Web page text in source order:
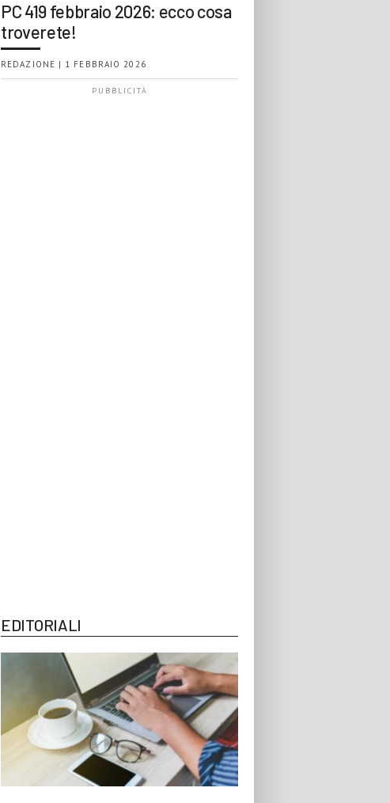
PC 419 febbraio 2026: ecco cosa
troverete!
REDAZIONE | 1 FEBBRAIO 2026
EDITORIALI